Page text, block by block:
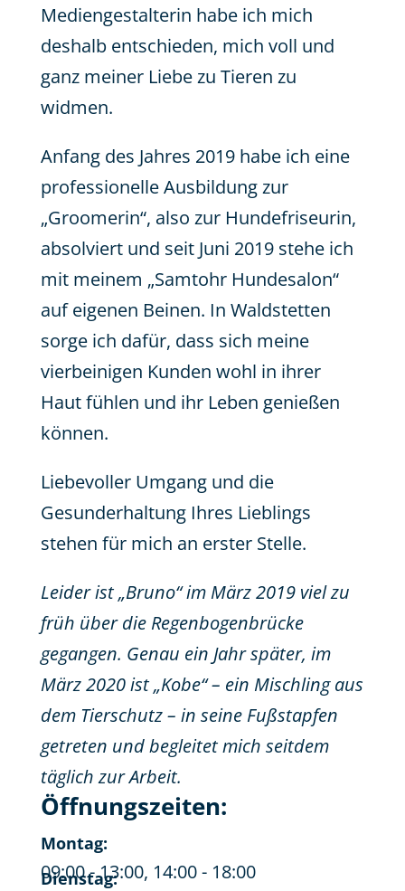
Mediengestalterin habe ich mich
deshalb entschieden, mich voll und
ganz meiner Liebe zu Tieren zu
widmen.
Anfang des Jahres 2019 habe ich eine
professionelle Ausbildung zur
„Groomerin“, also zur Hundefriseurin,
absolviert und seit Juni 2019 stehe ich
mit meinem „Samtohr Hundesalon“
auf eigenen Beinen. In Waldstetten
sorge ich dafür, dass sich meine
vierbeinigen Kunden wohl in ihrer
Haut fühlen und ihr Leben genießen
können.
Liebevoller Umgang und die
Gesunderhaltung Ihres Lieblings
stehen für mich an erster Stelle.
Leider ist „Bruno“ im März 2019 viel zu
früh über die Regenbogenbrücke
gegangen. Genau ein Jahr später, im
März 2020 ist „Kobe“ – ein Mischling aus
dem Tierschutz – in seine Fußstapfen
getreten und begleitet mich seitdem
täglich zur Arbeit.
Öffnungszeiten:
Montag:
09:00 - 13:00, 14:00 - 18:00
Dienstag: